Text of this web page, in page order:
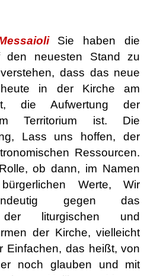
Sie haben die
den neuesten Stand zu
dass das neue
in der Kirche am
die Aufwertung der
Territorium ist. Die
Lass uns hoffen, der
Ressourcen.
ob dann, im Namen
Werte, Wir
gegen das
der liturgischen und
der Kirche, vielleicht
Einfachen, das heißt, von
noch glauben und mit